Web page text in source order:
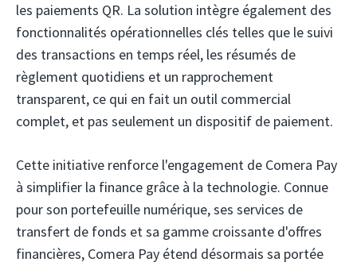
les paiements QR. La solution intègre également des
fonctionnalités opérationnelles clés telles que le suivi
des transactions en temps réel, les résumés de
règlement quotidiens et un rapprochement
transparent, ce qui en fait un outil commercial
complet, et pas seulement un dispositif de paiement.
Cette initiative renforce l'engagement de Comera Pay
à simplifier la finance grâce à la technologie. Connue
pour son portefeuille numérique, ses services de
transfert de fonds et sa gamme croissante d'offres
financières, Comera Pay étend désormais sa portée